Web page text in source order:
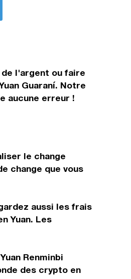
de l'argent ou faire
Guaraní. Notre
aucune erreur !
le change
change que vous
aussi les frais
Yuan. Les
Renminbi
des crypto en